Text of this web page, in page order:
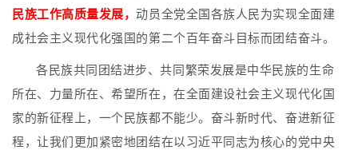
民族工作高质量发展，动员全党全国各族人民为实现全面建
成社会主义现代化强国的第二个百年奋斗目标而团结奋斗。
各民族共同团结进步、共同繁荣发展是中华民族的生命
所在、力量所在、希望所在，在全面建设社会主义现代化国
家的新征程上，一个民族都不能少。奋斗新时代、奋进新征
程，让我们更加紧密地团结在以习近平同志为核心的党中央